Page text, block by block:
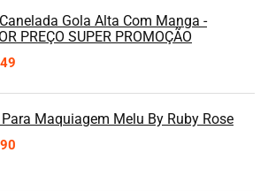
Gola Alta Com Manga -
PREÇO SUPER PROMOÇÃO
Maquiagem Melu By Ruby Rose